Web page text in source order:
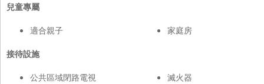
兒童專屬
適合親子
家庭房
接待設施
公共區域閉路電視
滅火器